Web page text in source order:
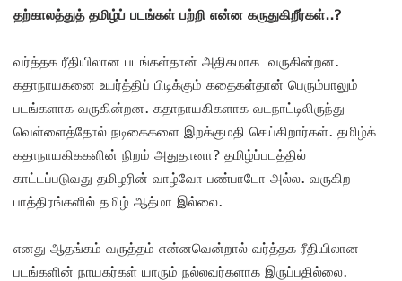
தற்காலத்துத் தமிழ்ப் படங்கள் பற்றி என்ன கருதுகிறீர்கள்..?
வர்த்தக ரீதியிலான படங்கள்தான் அதிகமாக வருகின்றன.
கதாநாயகனை உயர்த்திப் பிடிக்கும் கதைகள்தான் பெரும்பாலும்
படங்களாக வருகின்றன. கதாநாயகிகளாக வடநாட்டிலிருந்து
வெள்ளைத்தோல் நடிகைகளை இறக்குமதி செய்கிறார்கள். தமிழ்க்
கதாநாயகிககளின் நிறம் அதுதானா? தமிழ்ப்படத்தில்
காட்டப்படுவது தமிழரின் வாழ்வோ பண்பாடோ அல்ல. வருகிற
பாத்திரங்களில் தமிழ் ஆத்மா இல்லை.
எனது ஆதங்கம் வருத்தம் என்னவென்றால் வர்த்தக ரீதியிலான
படங்களின் நாயகர்கள் யாரும் நல்லவர்களாக இருப்பதில்லை.